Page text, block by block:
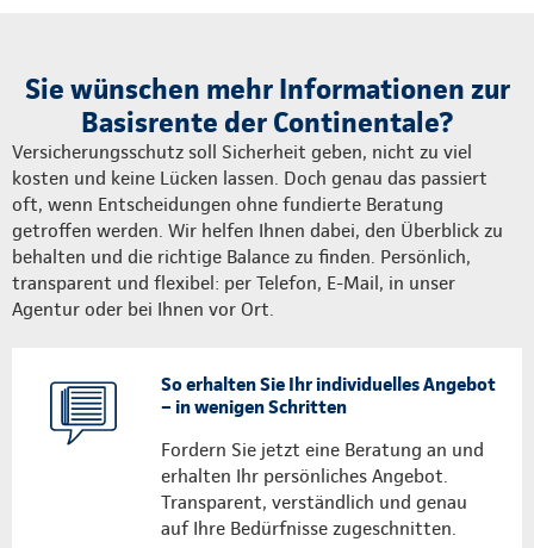
Sie wünschen mehr Informationen zur
Basisrente der Continentale?
Versicherungsschutz soll Sicherheit geben, nicht zu viel
kosten und keine Lücken lassen. Doch genau das passiert
oft, wenn Entscheidungen ohne fundierte Beratung
getroffen werden. Wir helfen Ihnen dabei, den Überblick zu
behalten und die richtige Balance zu finden. Persönlich,
transparent und flexibel: per Telefon, E-Mail, in unser
Agentur oder bei Ihnen vor Ort.
So erhalten Sie Ihr individuelles Angebot
– in wenigen Schritten
Fordern Sie jetzt eine Beratung an und
erhalten Ihr persönliches Angebot.
Transparent, verständlich und genau
auf Ihre Bedürfnisse zugeschnitten.